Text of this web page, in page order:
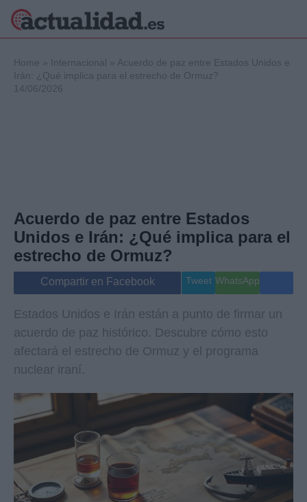
Internacional
Viajes
Gente
Musica
Home » Internacional » Acuerdo de paz entre Estados Unidos e
Irán: ¿Qué implica para el estrecho de Ormuz?
14/06/2026
Acuerdo de paz entre Estados
Unidos e Irán: ¿Qué implica para el
estrecho de Ormuz?
Compartir en Facebook Tweet WhatsApp
Estados Unidos e Irán están a punto de firmar un
acuerdo de paz histórico. Descubre cómo esto
afectará el estrecho de Ormuz y el programa
nuclear iraní.